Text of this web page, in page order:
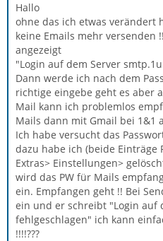
Hallo
ohne das ich etwas verändert
keine Emails mehr versenden
angezeigt
"Login auf dem Server
Dann werde ich nach dem
richtige eingebe geht es aber
Mail kann ich problemlos
Mails dann mit Gmail bei 1&1
Ich habe versucht das
dazu habe ich (beide Einträge
Extras> Einstellungen>
wird das PW für Mails
ein. Empfangen geht !! Bei
ein und er schreibt "Login auf
fehlgeschlagen" ich kann
!!!!???